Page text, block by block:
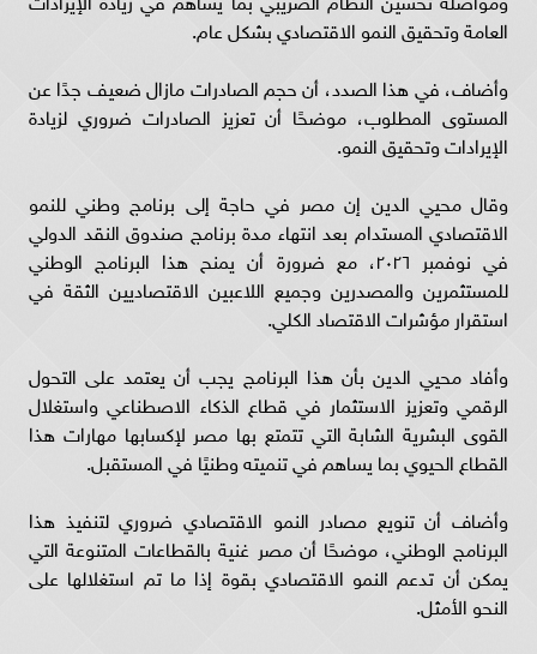
العامة وتحقيق النمو الاقتصادي بشكل عام.
وأضاف، في هذا الصدد، أن حجم الصادرات مازال ضعيف جدًا عن
المستوى المطلوب، موضحًا أن تعزيز الصادرات ضروري لزيادة
الإيرادات وتحقيق النمو.
وقال محيي الدين إن مصر في حاجة إلى برنامج وطني للنمو
الاقتصادي المستدام بعد انتهاء مدة برنامج صندوق النقد الدولي
في نوفمبر ٢٠٢٦، مع ضرورة أن يمنح هذا البرنامج الوطني
للمستثمرين والمصدرين وجميع اللاعبين الاقتصاديين الثقة في
استقرار مؤشرات الاقتصاد الكلي.
وأفاد محيي الدين بأن هذا البرنامج يجب أن يعتمد على التحول
الرقمي وتعزيز الاستثمار في قطاع الذكاء الاصطناعي واستغلال
القوى البشرية الشابة التي تتمتع بها مصر لإكسابها مهارات هذا
القطاع الحيوي بما يساهم في تنميته وطنيًا في المستقبل.
وأضاف أن تنويع مصادر النمو الاقتصادي ضروري لتنفيذ هذا
البرنامج الوطني، موضحًا أن مصر غنية بالقطاعات المتنوعة التي
يمكن أن تدعم النمو الاقتصادي بقوة إذا ما تم استغلالها على
النحو الأمثل.